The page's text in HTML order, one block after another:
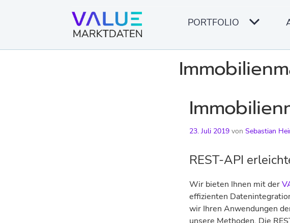
PORTFOLIO
23. Juli 2019 von Sebastian
REST-API
Wir bieten Ihnen mit der
effizienten
wir Ihren Anwendungen